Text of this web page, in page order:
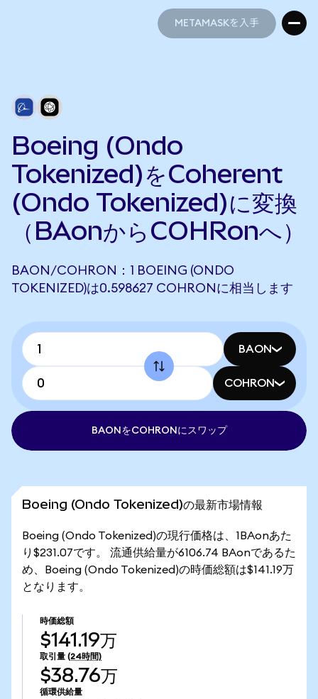
METAMASKを入手
Boeing (Ondo
Tokenized)をCoherent
(Ondo Tokenized)に変換
（BAonからCOHRonへ）
BAON/COHRON：1 BOEING (ONDO
TOKENIZED)は0.598627 COHRONに相当します
BAON
COHRON
BAONをCOHRONにスワップ
Boeing (Ondo Tokenized)の最新市場情報
Boeing (Ondo Tokenized)の現行価格は、1BAonあた
り$231.07です。 流通供給量が6106.74 BAonであるた
め、Boeing (Ondo Tokenized)の時価総額は$141.19万
となります。
時価総額
$141.19万
取引量 (24時間)
$38.76万
循環供給量